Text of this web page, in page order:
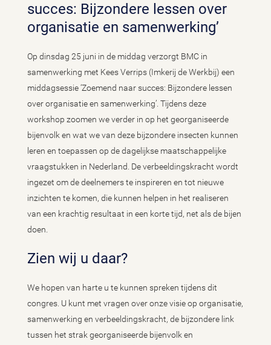
succes: Bijzondere lessen over
organisatie en samenwerking’
Op dinsdag 25 juni in de middag verzorgt BMC in
samenwerking met Kees Verrips (Imkerij de Werkbij) een
middagsessie ‘Zoemend naar succes: Bijzondere lessen
over organisatie en samenwerking’. Tijdens deze
workshop zoomen we verder in op het georganiseerde
bijenvolk en wat we van deze bijzondere insecten kunnen
leren en toepassen op de dagelijkse maatschappelijke
vraagstukken in Nederland. De verbeeldingskracht wordt
ingezet om de deelnemers te inspireren en tot nieuwe
inzichten te komen, die kunnen helpen in het realiseren
van een krachtig resultaat in een korte tijd, net als de bijen
doen.
Zien wij u daar?
We hopen van harte u te kunnen spreken tijdens dit
congres. U kunt met vragen over onze visie op organisatie,
samenwerking en verbeeldingskracht, de bijzondere link
tussen het strak georganiseerde bijenvolk en